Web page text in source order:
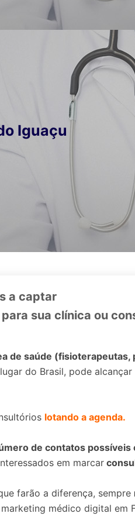
Iguaçu
a captar
para sua clínica ou
de saúde (fisioterapeutas,
do Brasil, pode
lotando a agenda.
de contatos possíveis
em marcar
farão a diferença, sempre
médico digital em